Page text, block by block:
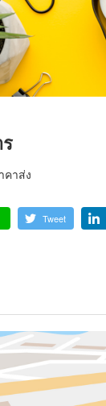
คาส่ง
Tweet